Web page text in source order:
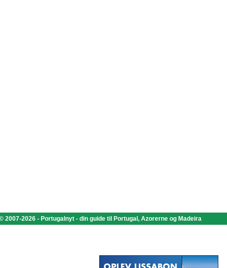
2007-2026 - Portugalnyt - din guide til Portugal, Azorerne og Madeira